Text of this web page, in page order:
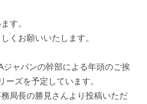
す。
くお願いいたします。
ャパンの幹部による年頭のご挨
ズを予定しています。
局長の勝見さんより投稿いただ